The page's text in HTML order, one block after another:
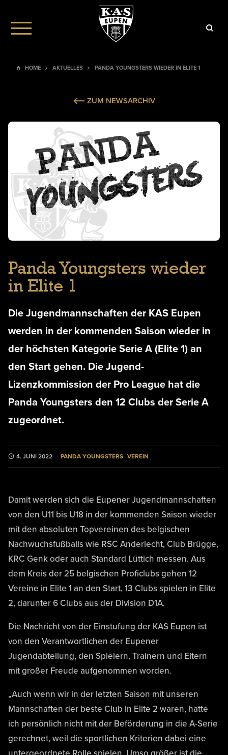
HOME AKTUELLES PANDA YOUNGSTERS WIEDER IN ELITE 1
ZUM NEWSARCHIV
Panda Youngsters wieder
in Elite 1
Die Jugendmannschaften der KAS Eupen
werden in der kommenden Saison wieder in
der höchsten Kategorie Serie A (Elite 1) an
den Start gehen. Die Jugend-
Lizenzkommission der Pro League hat die
Panda Youngsters den 12 Clubs der Serie A
zugeordnet.
4. JUNI 2022 PANDA YOUNGSTERS VEREIN
Damit werden sich die Eupener Jugendmannschaften
von den U11 bis U18 in der kommenden Saison wieder
mit den absoluten Topvereinen des belgischen
Nachwuchsfußballs wie RSC Anderlecht, Club Brügge,
KRC Genk oder auch Standard Lüttich messen. Aus
dem Kreis der 25 belgischen Proficlubs gehen 12
Vereine in Elite 1 an den Start, 13 Clubs spielen in Elite
2, darunter 6 Clubs aus der Division D1A.
Die Nachricht von der Einstufung der KAS Eupen ist
von den Verantwortlichen der Eupener
Jugendabteilung, den Spielern, Trainern und Eltern
mit großer Freude aufgenommen worden.
„Auch wenn wir in der letzten Saison mit unseren
Mannschaften der beste Club in Elite 2 waren, hatte
ich persönlich nicht mit der Beförderung in die A-Serie
gerechnet, weil die sportlichen Kriterien dabei eine